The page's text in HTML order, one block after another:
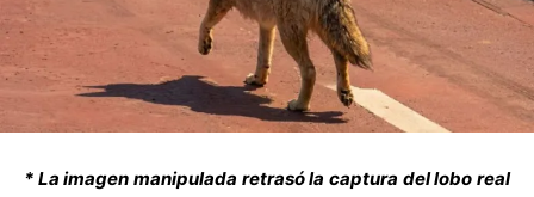
* La imagen manipulada retrasó la captura del lobo real